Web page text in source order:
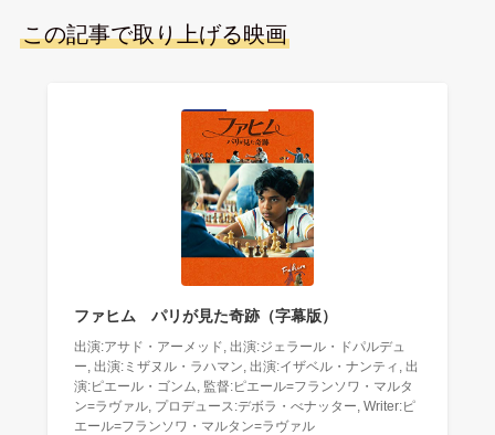
この記事で取り上げる映画
ファヒム パリが見た奇跡（字幕版）
出演:アサド・アーメッド, 出演:ジェラール・ドパルデュ
ー, 出演:ミザヌル・ラハマン, 出演:イザベル・ナンティ, 出
演:ピエール・ゴンム, 監督:ピエール=フランソワ・マルタ
ン=ラヴァル, プロデュース:デボラ・べナッター, Writer:ピ
エール=フランソワ・マルタン=ラヴァル